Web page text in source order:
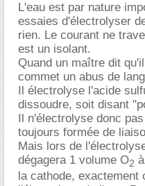
L'eau est par nature
essaies d'électrolyser
rien. Le courant ne
est un isolant.
Quand un maître dit
commet un abus de
Il électrolyse l'acide
dissoudre, soit disant
Il n'électrolyse donc
toujours formée de
Mais lors de
dégagera 1 volume O2
la cathode, exactement